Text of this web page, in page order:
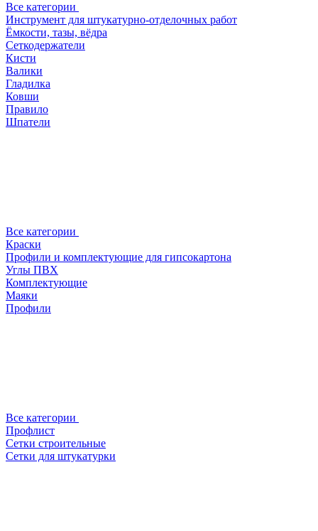
Все категории
Инструмент для штукатурно-отделочных работ
Ёмкости, тазы, вёдра
Сеткодержатели
Кисти
Валики
Гладилка
Ковши
Правило
Шпатели
Все категории
Краски
Профили и комплектующие для гипсокартона
Углы ПВХ
Комплектующие
Маяки
Профили
Все категории
Профлист
Сетки строительные
Сетки для штукатурки